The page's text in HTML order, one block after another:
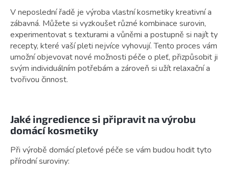
V neposlední řadě je výroba vlastní kosmetiky kreativní a
zábavná. Můžete si vyzkoušet různé kombinace surovin,
experimentovat s texturami a vůněmi a postupně si najít ty
recepty, které vaší pleti nejvíce vyhovují. Tento proces vám
umožní objevovat nové možnosti péče o pleť, přizpůsobit ji
svým individuálním potřebám a zároveň si užít relaxační a
tvořivou činnost.
Jaké ingredience si připravit na výrobu
domácí kosmetiky
Při výrobě domácí pleťové péče se vám budou hodit tyto
přírodní suroviny: